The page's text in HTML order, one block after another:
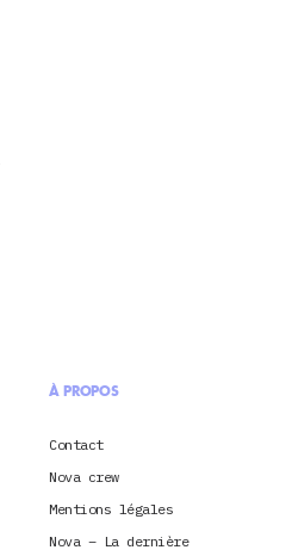
À PROPOS
Contact
Nova crew
Mentions légales
Nova – La dernière